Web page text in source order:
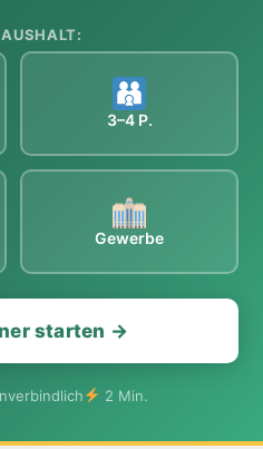
3–4 P.
Gewerbe
starten →
2 Min.